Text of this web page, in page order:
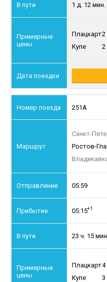
1 д. 12 мин.
Плацкарт2
Купе
2
251А
Санкт-
Ростов-
05:59
05:15+1
23 ч. 15 мин.
Плацкарт4
Купе
3